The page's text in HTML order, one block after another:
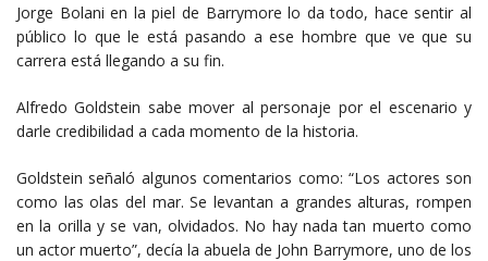
Jorge Bolani en la piel de Barrymore lo da todo, hace sentir al
público lo que le está pasando a ese hombre que ve que su
carrera está llegando a su fin.
Alfredo Goldstein sabe mover al personaje por el escenario y
darle credibilidad a cada momento de la historia.
Goldstein señaló algunos comentarios como: “Los actores son
como las olas del mar. Se levantan a grandes alturas, rompen
en la orilla y se van, olvidados. No hay nada tan muerto como
un actor muerto”, decía la abuela de John Barrymore, uno de los